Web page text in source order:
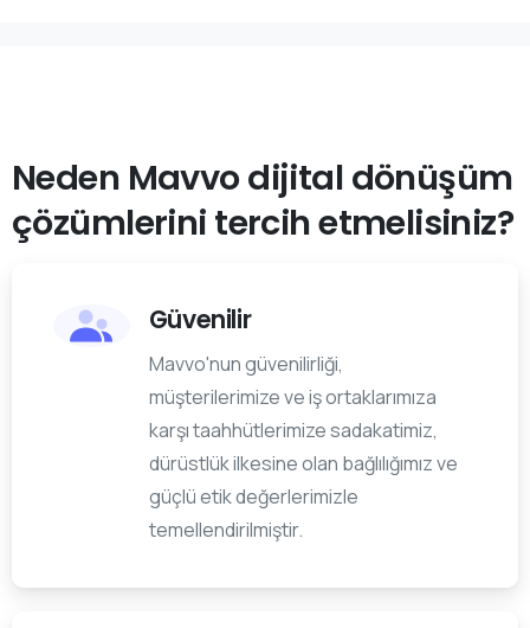
Neden Mavvo dijital dönüşüm
çözümlerini tercihetmelisiniz?
Güvenilir
Mavvo'nun güvenilirliği,
müşterilerimize ve iş ortaklarımıza
karşı taahhütlerimize sadakatimiz,
dürüstlük ilkesine olan bağlılığımız ve
güçlü etik değerlerimizle
temellendirilmiştir.